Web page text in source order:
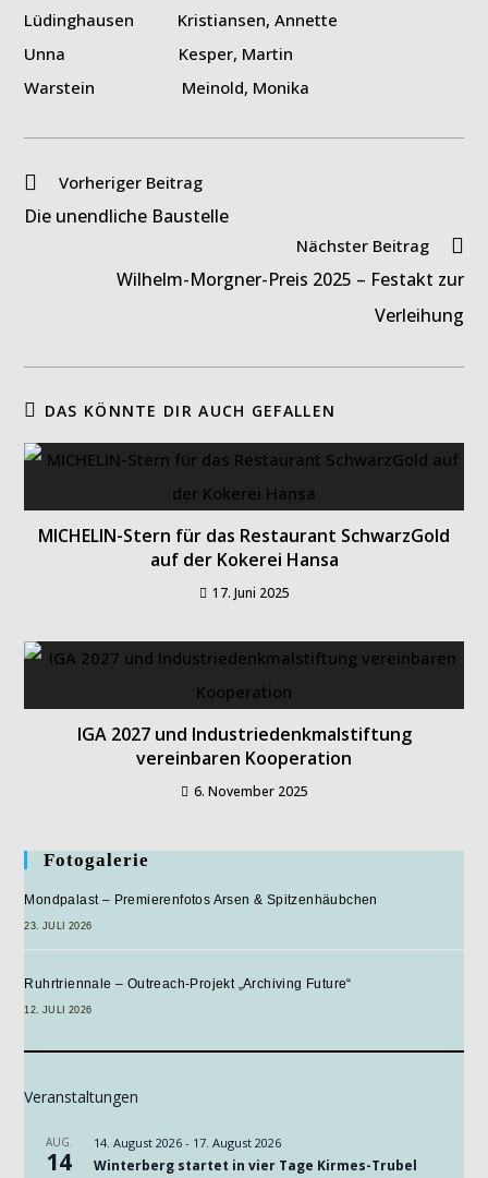
Lüdinghausen Kristiansen, Annette
Unna Kesper, Martin
Warstein Meinold, Monika
Weitere
ansehen
Vorheriger Beitrag
Die unendliche Baustelle
Nächster Beitrag
Wilhelm-Morgner-Preis 2025 – Festakt zur
Verleihung
DAS KÖNNTE DIR AUCH GEFALLEN
MICHELIN-Stern für das Restaurant SchwarzGold
auf der Kokerei Hansa
17. Juni 2025
IGA 2027 und Industriedenkmalstiftung
vereinbaren Kooperation
6. November 2025
Fotogalerie
Mondpalast – Premierenfotos Arsen & Spitzenhäubchen
23. JULI 2026
Ruhrtriennale – Outreach-Projekt „Archiving Future“
12. JULI 2026
Veranstaltungen
AUG.
14
14. August 2026 - 17. August 2026
Winterberg startet in vier Tage Kirmes-Trubel